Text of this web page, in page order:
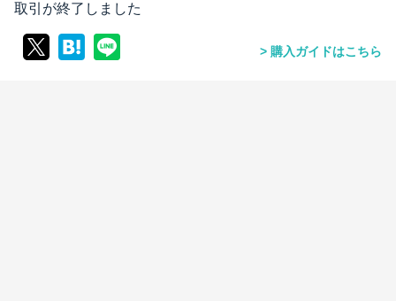
取引が終了しました
購入ガイドはこちら